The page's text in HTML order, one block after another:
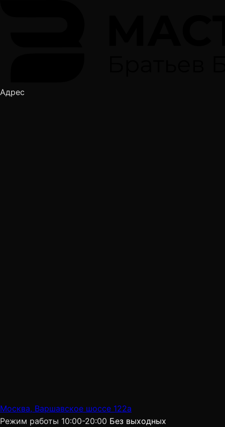
Адрес
Москва, Варшавское шоссе 122а
Режим работы 10:00-20:00 Без выходных